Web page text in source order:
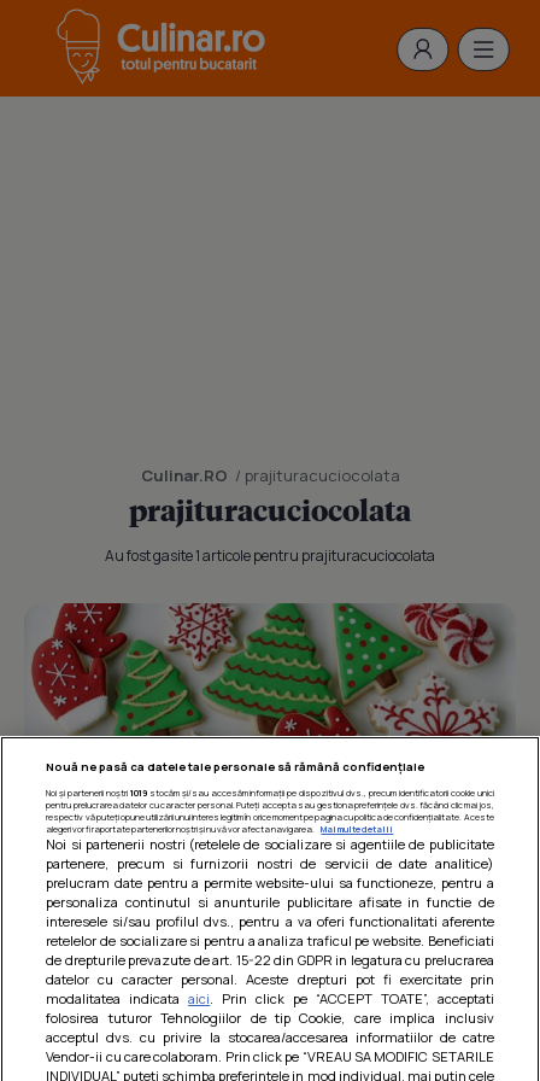
Culinar.RO / prajituracuciocolata
prajituracuciocolata
Au fost gasite 1 articole pentru prajituracuciocolata
SFATURI PRACTICE
Care sunt cele mai bune 20 de prajituri
pentru Craciun si Revelion
Îmi place Distribuie
Nouă ne pasă ca datele tale personale să rămână confidențiale
Noi și partenerii noștri 1019stocăm și/sau accesăm informații pe dispozitivul dvs., precum identificatorii cookie unici
pentru prelucrarea datelor cu caracter personal. Puteți accepta sau gestiona preferințele dvs. făcând clic mai jos,
respectiv vă puteți opune utilizării unui interes legitim în orice moment pe pagina cu politica de confidențialitate. Aceste
alegeri vor fi raportate partenerilor noștri și nu vă vor afecta navigarea.
Mai multe detalii
Noi si partenerii nostri (retelele de socializare si agentiile de publicitate
partenere, precum si furnizorii nostri de servicii de date analitice)
prelucram date pentru a permite website-ului sa functioneze, pentru a
personaliza continutul si anunturile publicitare afisate in functie de
interesele si/sau profilul dvs., pentru a va oferi functionalitati aferente
retelelor de socializare si pentru a analiza traficul pe website. Beneficiati
de drepturile prevazute de art. 15-22 din GDPR in legatura cu prelucrarea
datelor cu caracter personal. Aceste drepturi pot fi exercitate prin
modalitatea indicataaici . Prin click pe “ACCEPT TOATE”, acceptati
folosirea tuturor Tehnologiilor de tip Cookie, care implica inclusiv
acceptul dvs. cu privire la stocarea/accesarea informatiilor de catre
Vendor-ii cu care colaboram. Prin click pe “VREAU SA MODIFIC SETARILE
INDIVIDUAL” puteti schimba preferintele in mod individual, mai putin cele